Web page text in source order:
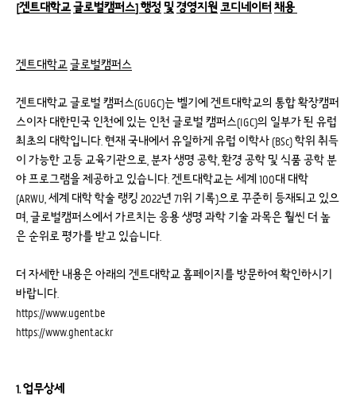
[겐트대학교글로벌캠퍼스] 행정 및경영지원코디네이터 채용
겐트대학교글로벌캠퍼스
겐트대학교 글로벌 캠퍼스(GUGC)는 벨기에 겐트대학교의 통합 확장캠퍼
스이자 대한민국 인천에 있는 인천 글로벌 캠퍼스(IGC)의 일부가 된 유럽
최초의 대학입니다. 현재 국내에서 유일하게 유럽 이학사 (BSc) 학위 취득
이 가능한 고등 교육기관으로, 분자 생명 공학, 환경 공학 및 식품 공학 분
야 프로그램을 제공하고 있습니다. 겐트대학교는 세계 100대 대학
(ARWU, 세계 대학 학술 랭킹 2022년 71위 기록)으로 꾸준히 등재되고 있으
며, 글로벌캠퍼스에서 가르치는 응용 생명 과학 기술 과목은 훨씬 더 높
은 순위로 평가를 받고 있습니다.
더 자세한 내용은 아래의 겐트대학교 홈페이지를 방문하여 확인하시기
바랍니다.
https://www.ugent.be
https://www.ghent.ac.kr
1. 업무상세